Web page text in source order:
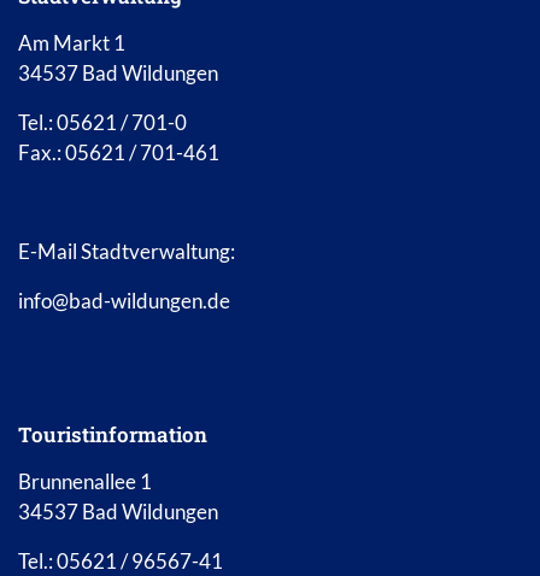
Am Markt 1
34537 Bad Wildungen
Tel.: 05621 / 701-0
Fax.: 05621 / 701-461
E-Mail Stadtverwaltung:
info@bad-wildungen.de
Touristinformation
Brunnenallee 1
34537 Bad Wildungen
Tel.: 05621 / 96567-41